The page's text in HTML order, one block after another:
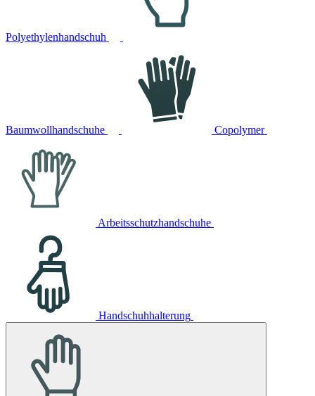
Polyethylenhandschuh
Baumwollhandschuhe Copolymer
Arbeitsschutzhandschuhe
Handschuhhalterung